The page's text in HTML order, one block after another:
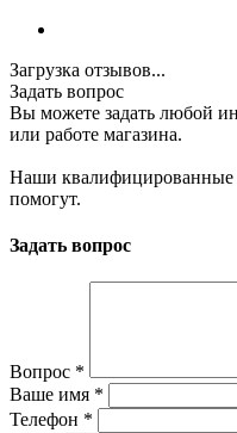
Загрузка отзывов...
Задать вопрос
Вы можете задать любой
или работе магазина.
Наши квалифицированные
помогут.
Задать вопрос
Вопрос *
Ваше имя *
Телефон *